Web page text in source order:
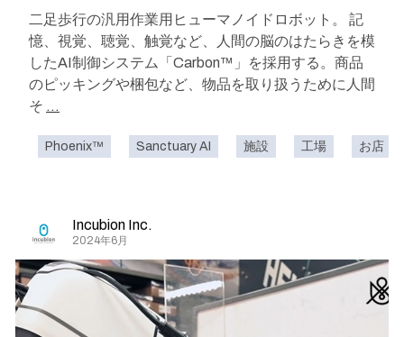
二足歩行の汎用作業用ヒューマノイドロボット。 記
憶、視覚、聴覚、触覚など、人間の脳のはたらきを模
したAI制御システム「Carbon™」を採用する。商品
のピッキングや梱包など、物品を取り扱うために人間
そ ...
Phoenix™ Sanctuary AI 施設 工場 お店
Incubion Inc.
2024年6月